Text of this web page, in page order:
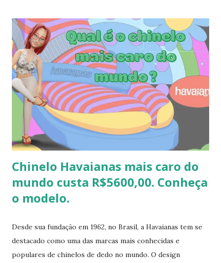
será molhado e exposto ao sol, sendo assim o chinelo pode
encolher de 1 a 2 cm. A comprovação é simples, se você
utilizar o chinelo adquirido no ano passado você verá que
ele está mais justo ao seu pé e se comprar um novo e
medir com o antigo a diferença irá aparecer também,
portanto não se assustem, chinelo de borracha encolhe
sim! * Fonte:
https://www.facebook.com/stillozcuritiba/posts/5438109
29037645 Logo temos que ter o cuidado de comprar os
chi...
Chinelo Havaianas mais caro do
mundo custa R$5600,00. Conheça
o modelo.
Desde sua fundação em 1962, no Brasil, a Havaianas tem se
destacado como uma das marcas mais conhecidas e
populares de chinelos de dedo no mundo. O design